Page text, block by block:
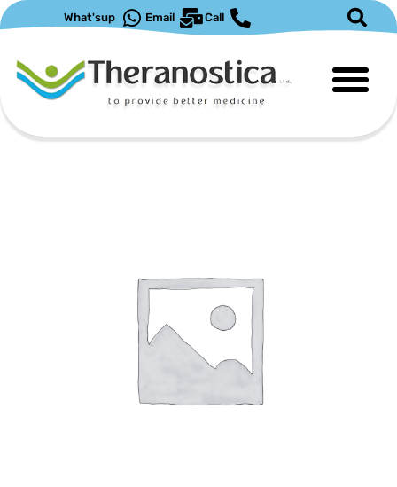
Call
Email
What'sup